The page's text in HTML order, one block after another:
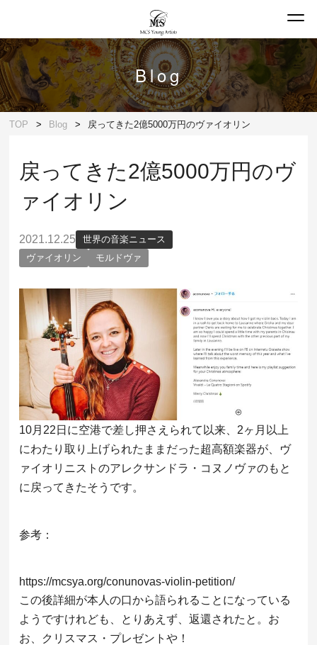
Blog
TOP Blog 戻ってきた2億5000万円のヴァイオリン
戻ってきた2億5000万円のヴ
ァイオリン
2021.12.25
世界の音楽ニュース
ヴァイオリン
モルドヴァ
10月22日に空港で差し押さえられて以来、2ヶ月以上
にわたり取り上げられたままだった超高額楽器が、ヴ
ァイオリニストのアレクサンドラ・コヌノヴァのもと
に戻ってきたそうです。
参考：
https://mcsya.org/conunovas-violin-petition/
この後詳細が本人の口から語られることになっている
ようですけれども、とりあえず、返還されたと。お
お、クリスマス・プレゼントや！